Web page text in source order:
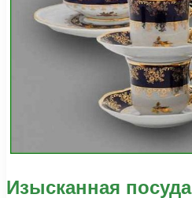
Изысканная